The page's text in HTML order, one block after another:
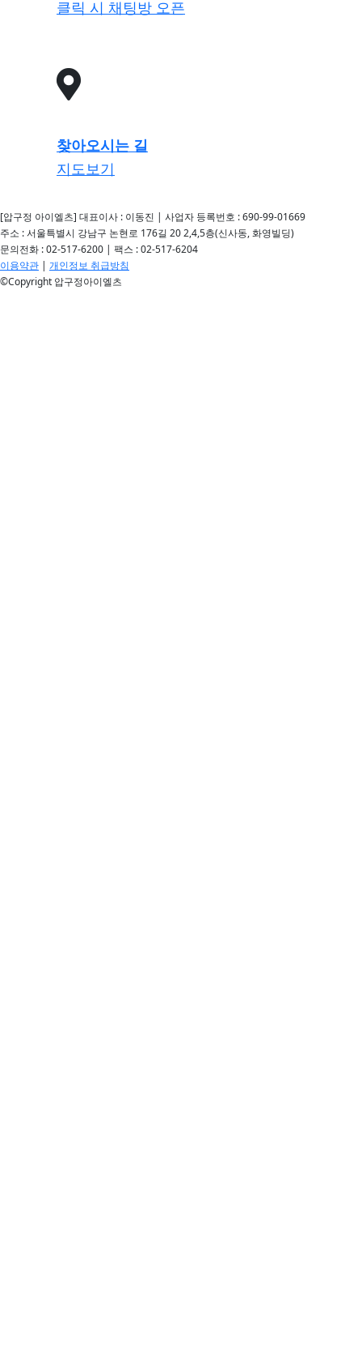
클릭 시 채팅방 오픈
찾아오시는 길
지도보기
[압구정 아이엘츠] 대표이사 : 이동진 | 사업자 등록번호 : 690-99-01669
주소 : 서울특별시 강남구 논현로 176길 20 2,4,5층(신사동, 화영빌딩)
문의전화 : 02-517-6200 | 팩스 : 02-517-6204
이용약관 | 개인정보 취급방침
©Copyright 압구정아이엘츠